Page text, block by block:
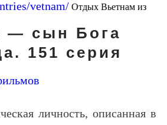
vetnam/ Отдых Вьетнам из
— сын Бога
151 серия
личность, описанная в